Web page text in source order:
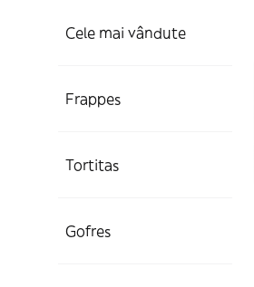
Cele mai vândute
Frappes
Tortitas
Gofres